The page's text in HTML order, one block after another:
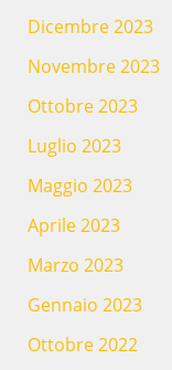
Dicembre 2023
Novembre 2023
Ottobre 2023
Luglio 2023
Maggio 2023
Aprile 2023
Marzo 2023
Gennaio 2023
Ottobre 2022